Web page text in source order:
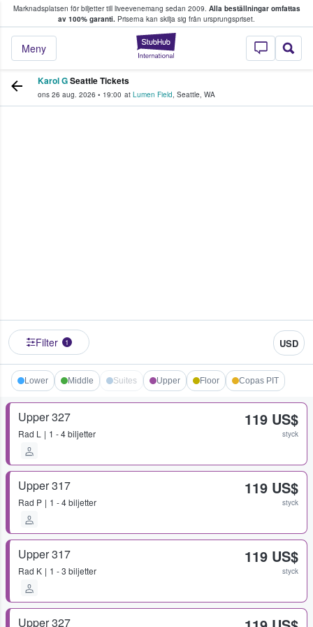
Marknadsplatsen för biljetter till liveevenemang sedan 2009. Alla beställningar omfattas
av 100% garanti. Priserna kan skilja sig från ursprungspriset.
StubHub – där
Meny
köper och säljer biljetter.
Karol GSeattle Tickets
ons 26 aug. 2026 • 19:00 at Lumen Field, Seattle, WA
Filter 1 USD
Lower Middle Suites Upper Floor Copas PIT
Upper 327
Rad L 1 - 4 biljetter
119 US$
styck
Upper 317
Rad P 1 - 4 biljetter
119 US$
styck
Upper 317
Rad K 1 - 3 biljetter
119 US$
styck
Upper 327